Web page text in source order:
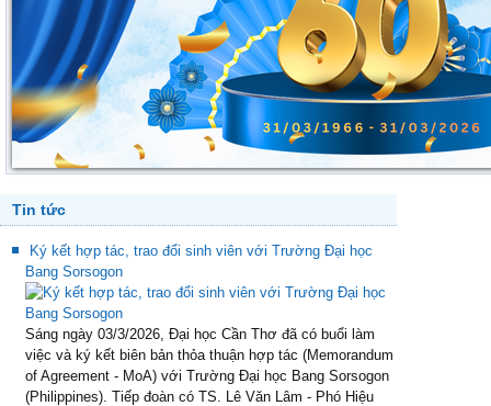
Tin tức
Ký kết hợp tác, trao đổi sinh viên với Trường Đại học
Bang Sorsogon
Sáng ngày 03/3/2026, Đại học Cần Thơ đã có buổi làm
việc và ký kết biên bản thỏa thuận hợp tác (Memorandum
of Agreement - MoA) với Trường Đại học Bang Sorsogon
(Philippines). Tiếp đoàn có TS. Lê Văn Lâm - Phó Hiệu